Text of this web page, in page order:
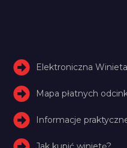
Elektroniczna
Mapa płatnych
Informacje